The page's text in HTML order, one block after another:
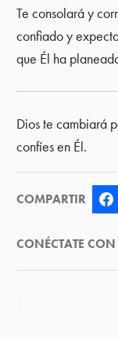
Te consolará y
confiado y
que Él ha
Dios te cambiará
confíes en Él.
COMPARTIR
CONÉCTATE